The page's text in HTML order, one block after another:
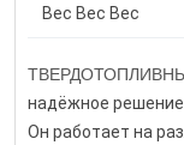
Вес Вес Вес
надёжное
Он работает на